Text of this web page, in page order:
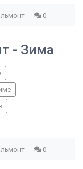
0
- Зима
0